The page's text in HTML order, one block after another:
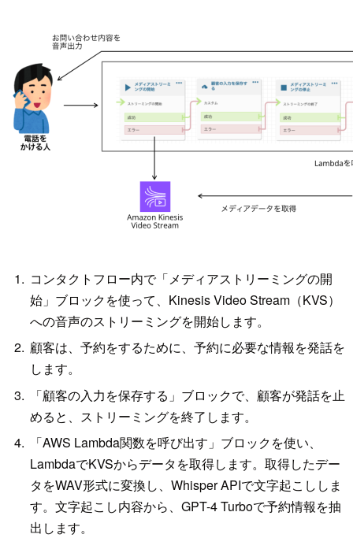
コンタクトフロー内で「メディアストリーミングの開
始」ブロックを使って、Kinesis Video Stream（KVS）
への音声のストリーミングを開始します。
顧客は、予約をするために、予約に必要な情報を発話を
します。
「顧客の入力を保存する」ブロックで、顧客が発話を止
めると、ストリーミングを終了します。
「AWS Lambda関数を呼び出す」ブロックを使い、
LambdaでKVSからデータを取得します。取得したデー
タをWAV形式に変換し、Whisper APIで文字起こししま
す。文字起こし内容から、GPT-4 Turboで予約情報を抽
出します。